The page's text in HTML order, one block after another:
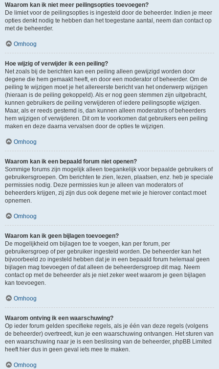
Waarom kan ik niet meer peilingsopties toevoegen?
De limiet voor de peilingsopties is ingesteld door de beheerder. Indien je meer
opties denkt nodig te hebben dan het toegestane aantal, neem dan contact op
met de beheerder.
Omhoog
Hoe wijzig of verwijder ik een peiling?
Net zoals bij de berichten kan een peiling alleen gewijzigd worden door
degene die hem gemaakt heeft, en door een moderator of beheerder. Om de
peiling te wijzigen moet je het allereerste bericht van het onderwerp wijzigen
(hieraan is de peiling gekoppeld). Als er nog geen stemmen zijn uitgebracht,
kunnen gebruikers de peiling verwijderen of iedere peilingsoptie wijzigen.
Maar, als er reeds gestemd is, dan kunnen alleen moderators of beheerders
hem wijzigen of verwijderen. Dit om te voorkomen dat gebruikers een peiling
maken en deze daarna vervalsen door de opties te wijzigen.
Omhoog
Waarom kan ik een bepaald forum niet openen?
Sommige forums zijn mogelijk alleen toegankelijk voor bepaalde gebruikers of
gebruikersgroepen. Om berichten te zien, lezen, plaatsen, enz. heb je speciale
permissies nodig. Deze permissies kun je alleen van moderators of
beheerders krijgen, zij zijn dus ook degene met wie je hierover contact moet
opnemen.
Omhoog
Waarom kan ik geen bijlagen toevoegen?
De mogelijkheid om bijlagen toe te voegen, kan per forum, per
gebruikersgroep of per gebruiker ingesteld worden. De beheerder kan het
bijvoorbeeld zo ingesteld hebben dat je in een bepaald forum helemaal geen
bijlagen mag toevoegen of dat alleen de beheerdersgroep dit mag. Neem
contact op met de beheerder als je niet zeker weet waarom je geen bijlagen
kan toevoegen.
Omhoog
Waarom ontving ik een waarschuwing?
Op ieder forum gelden specifieke regels, als je één van deze regels (volgens
de beheerder) overtreedt, kun je een waarschuwing ontvangen. Het sturen van
een waarschuwing naar je is een beslissing van de beheerder, phpBB Limited
heeft hier dus in geen geval iets mee te maken.
Omhoog